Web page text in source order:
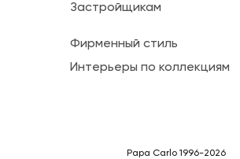
Застройщикам
Фирменный стиль
Интерьеры по коллекциям
Papa Carlo 1996-2026